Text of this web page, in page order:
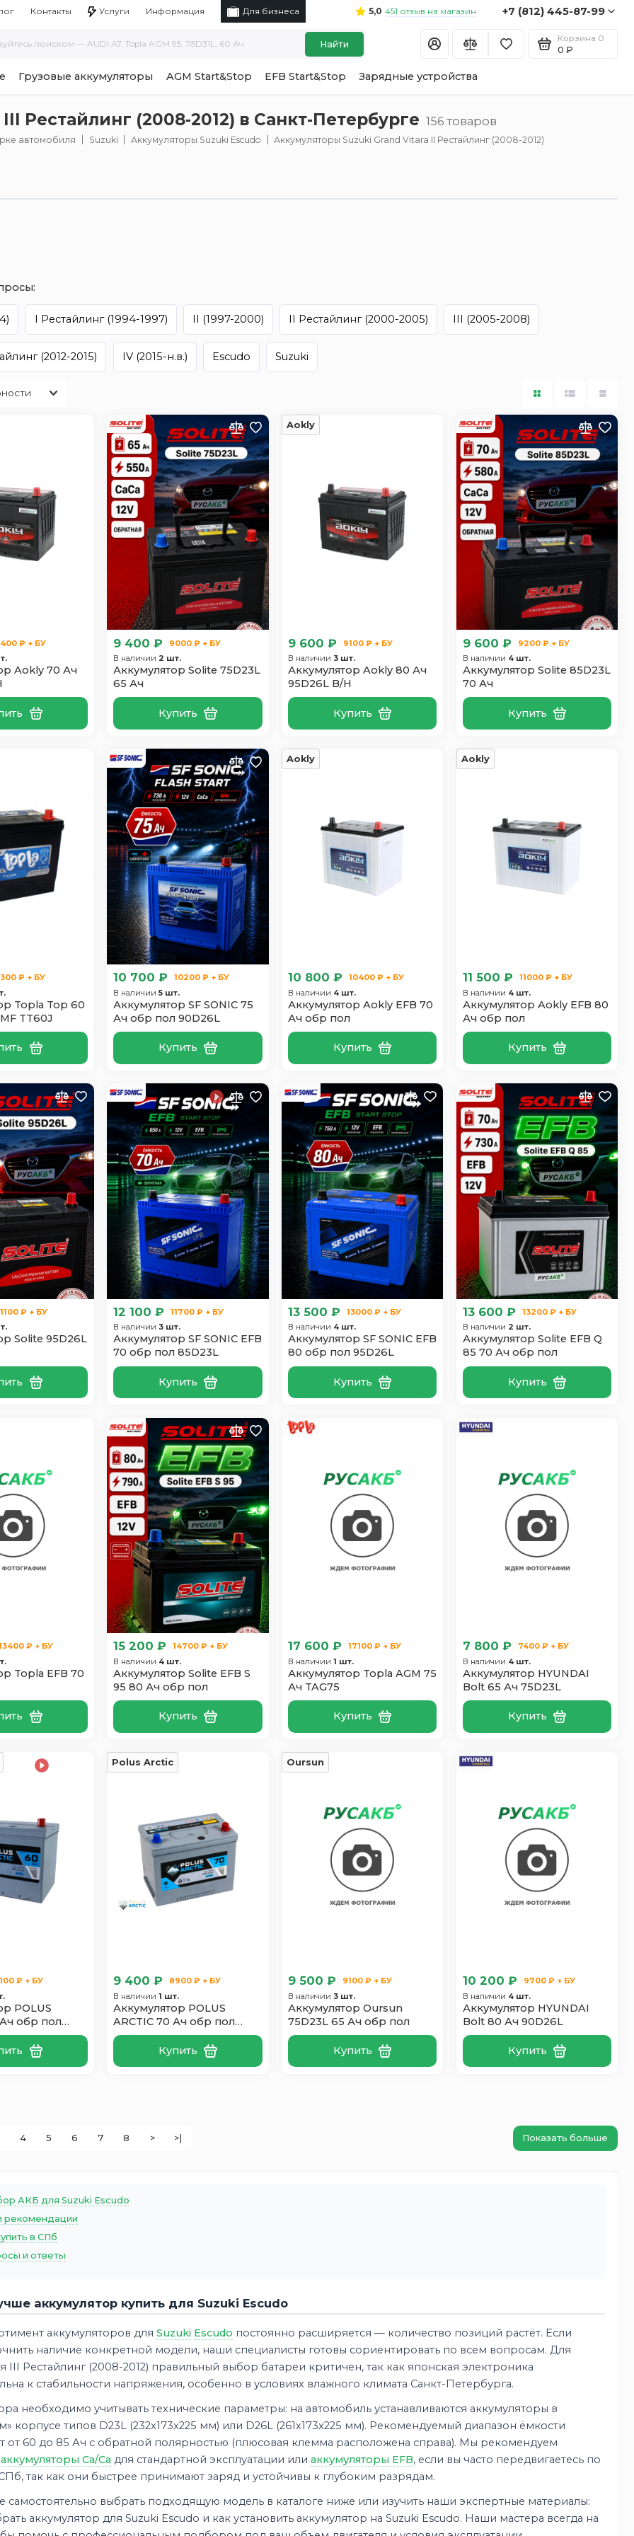
Контакты Услуги Информация Для бизнеса 5,0 451 отзыв на магазин +7 (812) 445-87-99
Найти
Корзина 0
0 ₽
Грузовые аккумуляторы AGM Start&Stop EFB Start&Stop Зарядные устройства
Рестайлинг (2008-2012) в Санкт-Петербурге 156 товаров
автомобиля Suzuki Аккумуляторы Suzuki Escudo Аккумуляторы Suzuki Grand Vitara II Рестайлинг (2008-2012)
I Рестайлинг (1994-1997) II (1997-2000) II Рестайлинг (2000-2005) III (2005-2008)
(2012-2015) IV (2015-н.в.) Escudo Suzuki
₽ + БУ
Aokly 70 Ач
9 400 ₽
9000 ₽ + БУ
В наличии 2 шт.
Аккумулятор Solite 75D23L
65 Ач
Купить
Aokly
9 600 ₽
9100 ₽ + БУ
В наличии 3 шт.
Аккумулятор Aokly 80 Ач
95D26L B/H
Купить
9 600 ₽
9200 ₽ + БУ
В наличии 4 шт.
Аккумулятор Solite 85D23L
70 Ач
Купить
₽ + БУ
Topla Top 60
TT60J
10 700 ₽
10200 ₽ + БУ
В наличии5 шт.
Аккумулятор SF SONIC 75
Ач обр пол 90D26L
Купить
Aokly
10 800 ₽
10400 ₽ + БУ
В наличии 4 шт.
Аккумулятор Aokly EFB 70
Ач обр пол
Купить
Aokly
11 500 ₽
11000 ₽ + БУ
В наличии 4 шт.
Аккумулятор Aokly EFB 80
Ач обр пол
Купить
₽ + БУ
Solite 95D26L
12 100 ₽
11700 ₽ + БУ
В наличии 3 шт.
Аккумулятор SF SONIC EFB
70 обр пол 85D23L
Купить
13 500 ₽
13000 ₽ + БУ
В наличии 4 шт.
Аккумулятор SF SONIC EFB
80 обр пол 95D26L
Купить
13 600 ₽
13200 ₽ + БУ
В наличии 2 шт.
Аккумулятор Solite EFB Q
85 70 Ач обр пол
Купить
₽ + БУ
Topla EFB 70
15 200 ₽
14700 ₽ + БУ
В наличии 4 шт.
Аккумулятор Solite EFB S
95 80 Ач обр пол
Купить
17 600 ₽
17100 ₽ + БУ
В наличии1 шт.
Аккумулятор Topla AGM 75
Ач TAG75
Купить
7 800 ₽
7400 ₽ + БУ
В наличии 4 шт.
Аккумулятор HYUNDAI
Bolt 65 Ач 75D23L
Купить
₽ + БУ
POLUS
обр пол
Polus Arctic
9 400 ₽
8900 ₽ + БУ
В наличии1 шт.
Аккумулятор POLUS
ARCTIC 70 Ач обр пол
70D26L
Купить
Oursun
9 500 ₽
9100 ₽ + БУ
В наличии 3 шт.
Аккумулятор Oursun
75D23L 65 Ач обр пол
Купить
10 200 ₽
9700 ₽ + БУ
В наличии 4 шт.
Аккумулятор HYUNDAI
Bolt 80 Ач 90D26L
Купить
4 5 6 7 8 > >| Показать больше
АКБ для Suzuki Escudo
рекомендации
в СПб
и ответы
аккумулятор купить для Suzuki Escudo
аккумуляторов для Suzuki Escudo постоянно расширяется — количество позиций растёт. Если
наличие конкретной модели, наши специалисты готовы сориентировать по всем вопросам. Для
III Рестайлинг (2008-2012) правильный выбор батареи критичен, так как японская электроника
к стабильности напряжения, особенно в условиях влажного климата Санкт-Петербурга.
необходимо учитывать технические параметры: на автомобиль устанавливаются аккумуляторы в
корпусе типов D23L (232x173x225 мм) или D26L (261x173x225 мм). Рекомендуемый диапазон ёмкости
от 60 до 85 Ач с обратной полярностью (плюсовая клемма расположена справа). Мы рекомендуем
аккумуляторы Ca/Caдля стандартной эксплуатации или аккумуляторы EFB, если вы часто передвигаетесь по
так как они быстрее принимают заряд и устойчивы к глубоким разрядам.
самостоятельно выбрать подходящую модель в каталоге ниже или изучить наши экспертные материалы:
аккумулятор для Suzuki Escudo и как установить аккумулятор на Suzuki Escudo. Наши мастера всегда на